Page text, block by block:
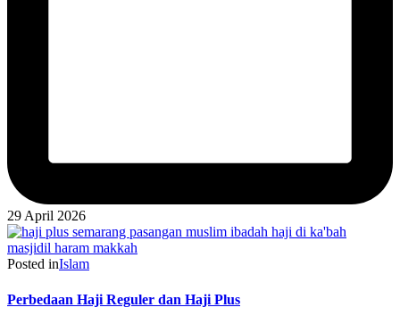
29 April 2026
Posted inIslam
Perbedaan Haji Reguler dan Haji Plus